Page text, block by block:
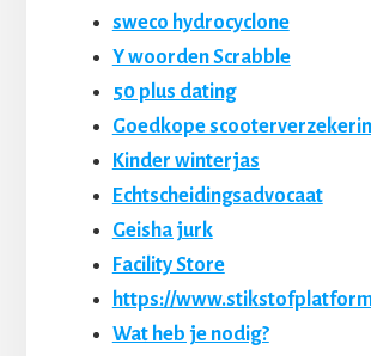
sweco hydrocyclone
Y woorden Scrabble
50 plus dating
Goedkope
Kinder winterjas
Echtscheidingsadvocaat
Geisha jurk
Facility Store
https://
Wat heb je nodig?